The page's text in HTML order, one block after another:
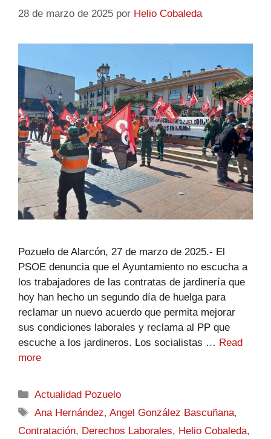
28 de marzo de 2025 por Helio Cobaleda
Pozuelo de Alarcón, 27 de marzo de 2025.- El
PSOE denuncia que el Ayuntamiento no escucha a
los trabajadores de las contratas de jardinería que
hoy han hecho un segundo día de huelga para
reclamar un nuevo acuerdo que permita mejorar
sus condiciones laborales y reclama al PP que
escuche a los jardineros. Los socialistas … Read
more
Actualidad Pozuelo
Ana Hernández,Angel González Bascuñana,
Contratación, Derechos Laborales, Helio Cobaleda,